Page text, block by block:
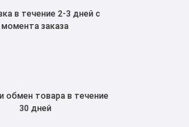
в течение 2-3 дней с
момента заказа
обмен товара в течение
30 дней